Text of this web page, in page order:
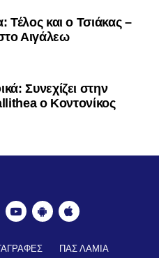
Τέλος και ο Τσιάκας –
Αιγάλεω
Συνεχίζει στην
ο Κοντονίκος
ΠΑΣ ΛΑΜΙΑ